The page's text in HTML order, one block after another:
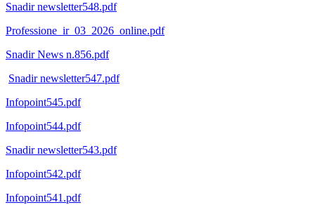
Snadir newsletter548.pdf
Professione_ir_03_2026_online.pdf
Snadir News n.856.pdf
Snadir newsletter547.pdf
Infopoint545.pdf
Infopoint544.pdf
Snadir newsletter543.pdf
Infopoint542.pdf
Infopoint541.pdf